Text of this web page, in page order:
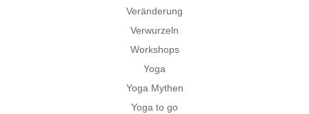
Veränderung
Verwurzeln
Workshops
Yoga
Yoga Mythen
Yoga to go